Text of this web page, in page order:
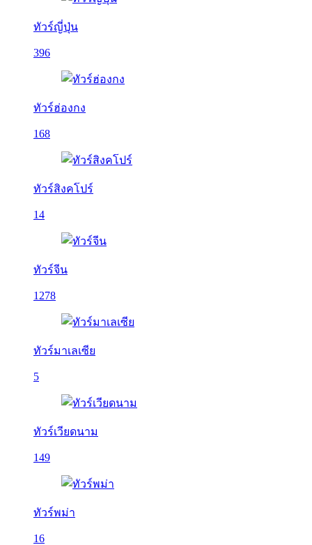
ทัวร์ญี่ปุ่น
396
ทัวร์ฮ่องกง
168
ทัวร์สิงคโปร์
14
ทัวร์จีน
1278
ทัวร์มาเลเซีย
5
ทัวร์เวียดนาม
149
ทัวร์พม่า
16